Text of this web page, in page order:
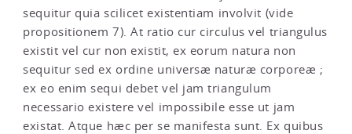
sequitur quia scilicet existentiam involvit (vide
propositionem 7). At ratio cur circulus vel triangulus
existit vel cur non existit, ex eorum natura non
sequitur sed ex ordine universæ naturæ corporeæ ;
ex eo enim sequi debet vel jam triangulum
necessario existere vel impossibile esse ut jam
existat. Atque hæc per se manifesta sunt. Ex quibus